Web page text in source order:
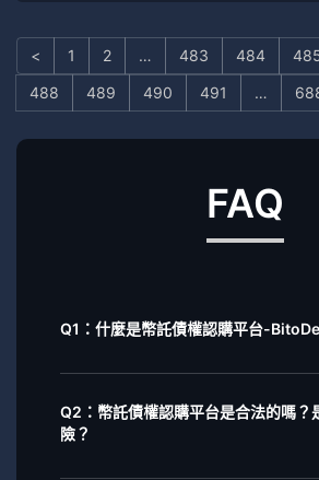
< 1 2 … 483 484
488
489 490 491 …
FAQ
Q1：什麼是幣託債權認購平台-
Q2：幣託債權認購平台是合法的嗎？
險？